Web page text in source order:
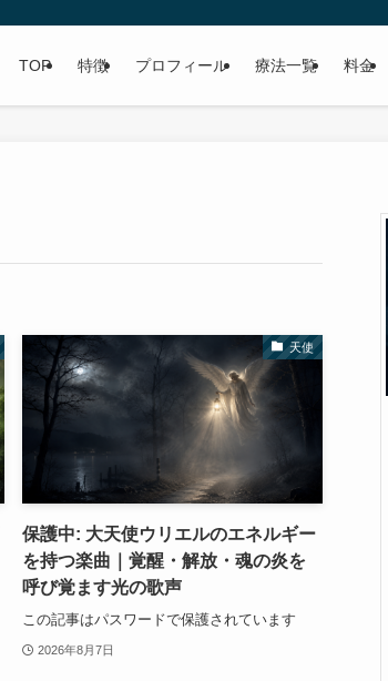
TOP 特徴 プロフィール 療法一覧 料金
天使
保護中: 大天使ウリエルのエネルギー
を持つ楽曲｜覚醒・解放・魂の炎を
呼び覚ます光の歌声
この記事はパスワードで保護されています
2026年8月7日